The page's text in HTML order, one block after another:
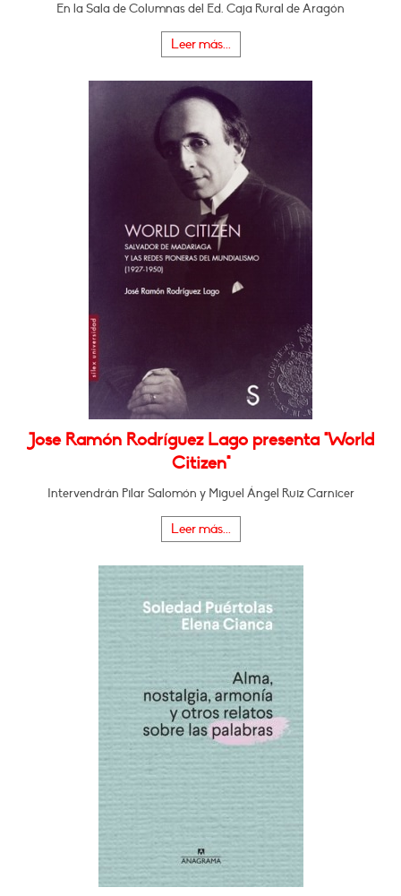
En la Sala de Columnas del Ed. Caja Rural de Aragón
Leer más...
Jose Ramón Rodríguez Lago presenta "World
Citizen"
Intervendrán Pilar Salomón y Miguel Ángel Ruiz Carnicer
Leer más...